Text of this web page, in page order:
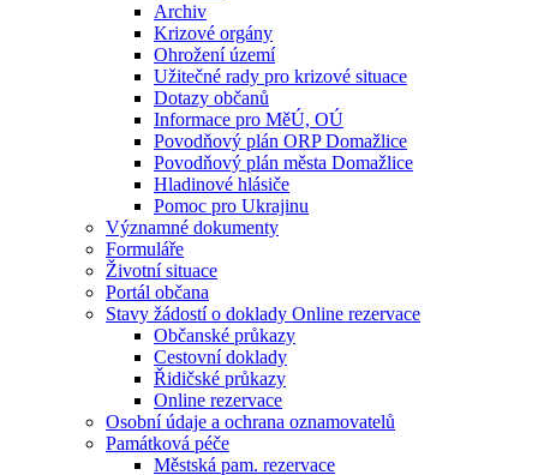
Archiv
Krizové orgány
Ohrožení území
Užitečné rady pro krizové situace
Dotazy občanů
Informace pro MěÚ, OÚ
Povodňový plán ORP Domažlice
Povodňový plán města Domažlice
Hladinové hlásiče
Pomoc pro Ukrajinu
Významné dokumenty
Formuláře
Životní situace
Portál občana
Stavy žádostí o doklady Online rezervace
Občanské průkazy
Cestovní doklady
Řidičské průkazy
Online rezervace
Osobní údaje a ochrana oznamovatelů
Památková péče
Městská pam. rezervace